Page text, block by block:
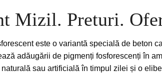
Mizil. Preturi.
este o variantă specială de beton
adăugării de pigmenți fosforescenți în
sau artificială în timpul zilei și o